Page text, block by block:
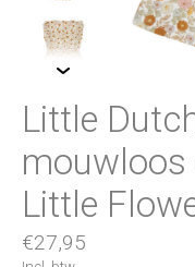
Little
Little
€27,95